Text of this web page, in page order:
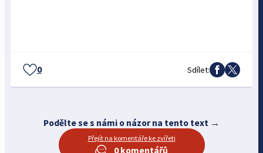
0 Sdílet:
Podělte se s námi o názor na tento text →
Přejít na komentáře ke zvířeti
0 komentářů